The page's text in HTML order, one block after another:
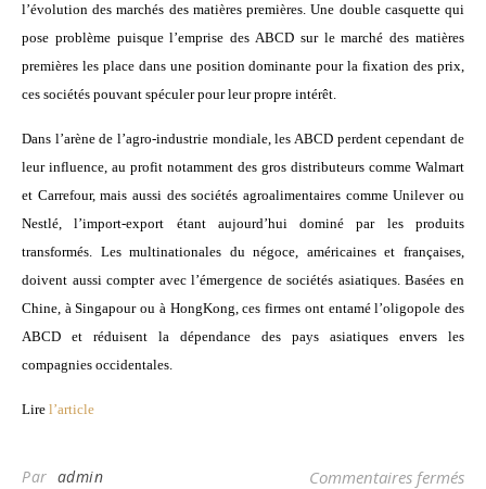
l’évolution des marchés des matières premières. Une double casquette qui
pose problème puisque l’emprise des ABCD sur le marché des matières
premières les place dans une position dominante pour la fixation des prix,
ces sociétés pouvant spéculer pour leur propre intérêt.
Dans l’arène de l’agro-industrie mondiale, les ABCD perdent cependant de
leur influence, au profit notamment des gros distributeurs comme Walmart
et Carrefour, mais aussi des sociétés agroalimentaires comme Unilever ou
Nestlé, l’import-export étant aujourd’hui dominé par les produits
transformés. Les multinationales du négoce, américaines et françaises,
doivent aussi compter avec l’émergence de sociétés asiatiques. Basées en
Chine, à Singapour ou à HongKong, ces firmes ont entamé l’oligopole des
ABCD et réduisent la dépendance des pays asiatiques envers les
compagnies occidentales.
Lire l’article
Par admin Commentaires fermés